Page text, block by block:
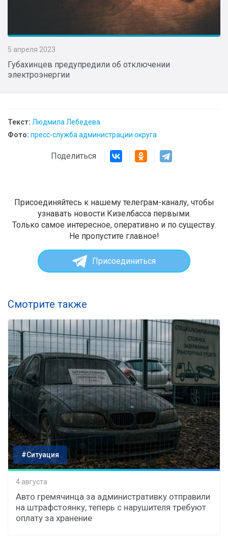
5 апреля 2023
Губахинцев предупредили об отключении
электроэнергии
Текст: Людмила Лебедева
Фото: пресс-служба администрации округа
Поделиться
Присоединяйтесь к нашему телеграм-каналу, чтобы
узнавать новости Кизелбасса первыми.
Только самое интересное, оперативно и по существу.
Не пропустите главное!
Присоединиться
Смотрите также
#Ситуация
4 августа
Авто гремячинца за административку отправили
на штрафстоянку, теперь с нарушителя требуют
оплату за хранение